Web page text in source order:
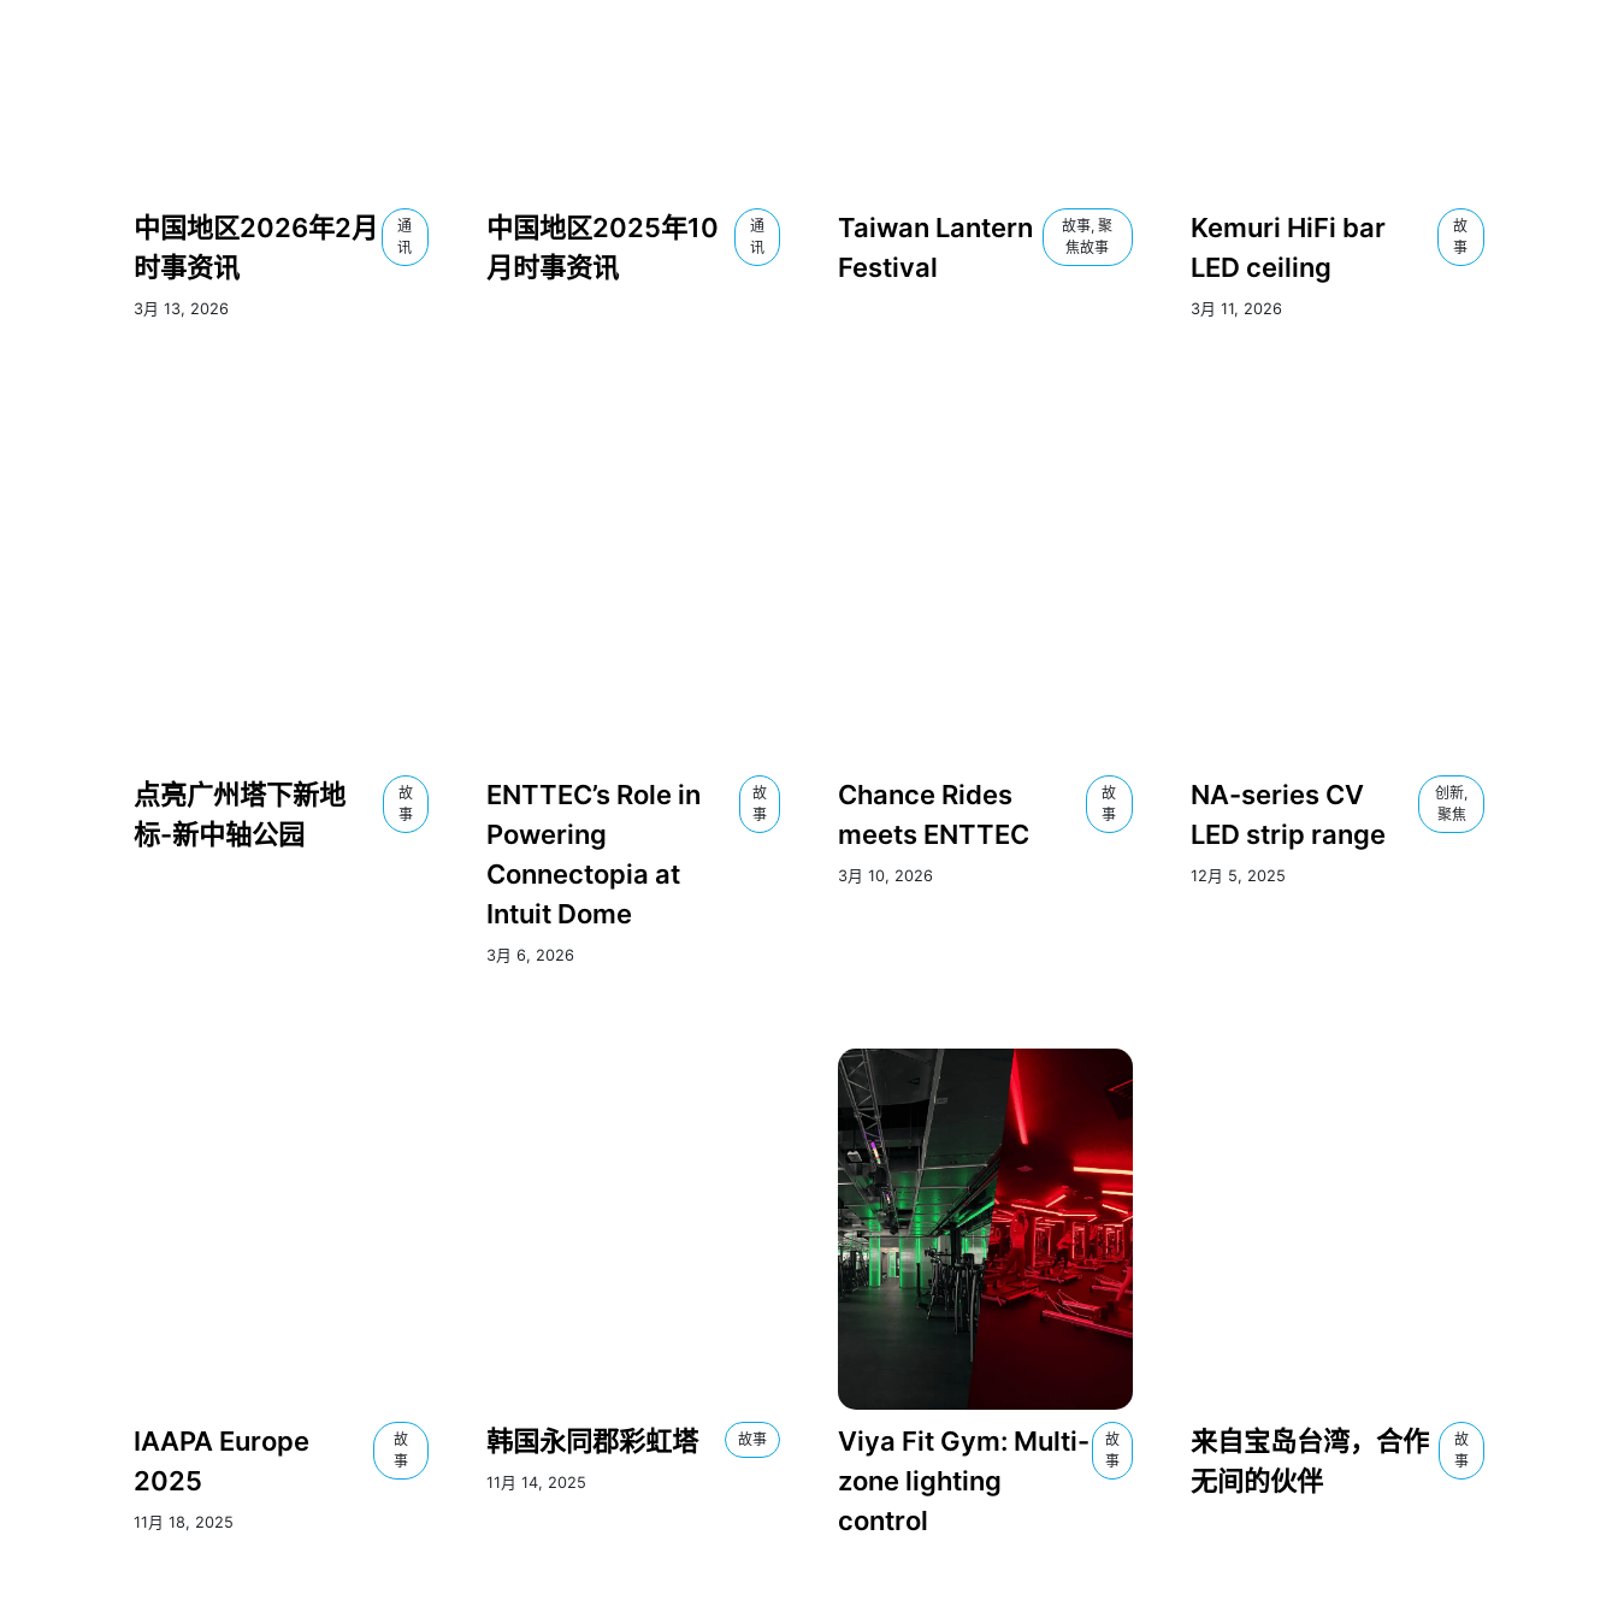
中国地区2026年2月
时事资讯
3月 13, 2026
通
讯
中国地区2025年10
月时事资讯
通
讯
Taiwan Lantern
Festival
故事, 聚
焦故事
Kemuri HiFi bar
LED ceiling
3月 11, 2026
故
事
点亮广州塔下新地
标-新中轴公园
故
事
ENTTEC’s Role in
Powering
Connectopia at
Intuit Dome
3月 6, 2026
故
事
Chance Rides
meets ENTTEC
3月 10, 2026
故
事
NA-series CV
LED strip range
12月 5, 2025
创新,
聚焦
IAAPA Europe
2025
11月 18, 2025
故
事
韩国永同郡彩虹塔
11月 14, 2025
故事
Viya Fit Gym: Multi-
zone lighting
control
故
事
来自宝岛台湾，合作
无间的伙伴
故
事